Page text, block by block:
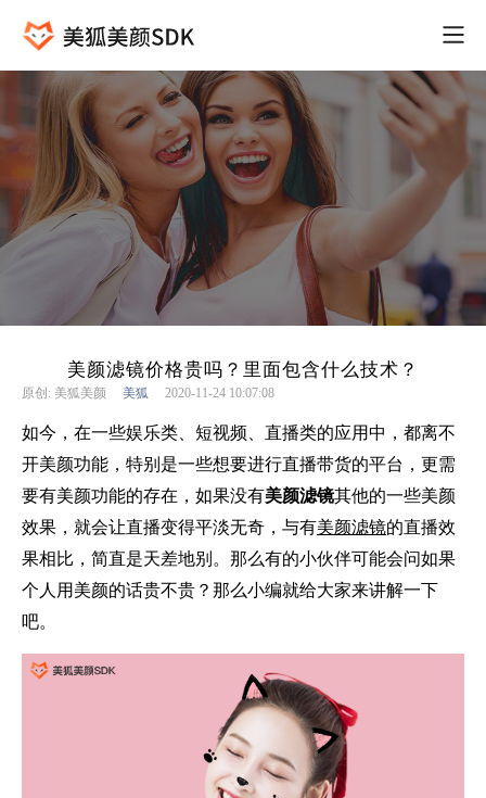
美颜滤镜价格贵吗？里面包含什么技术？
原创: 美狐美颜 美狐 2020-11-24 10:07:08
如今，在一些娱乐类、短视频、直播类的应用中，都离不
开美颜功能，特别是一些想要进行直播带货的平台，更需
要有美颜功能的存在，如果没有美颜滤镜其他的一些美颜
效果，就会让直播变得平淡无奇，与有美颜滤镜的直播效
果相比，简直是天差地别。那么有的小伙伴可能会问如果
个人用美颜的话贵不贵？那么小编就给大家来讲解一下
吧。